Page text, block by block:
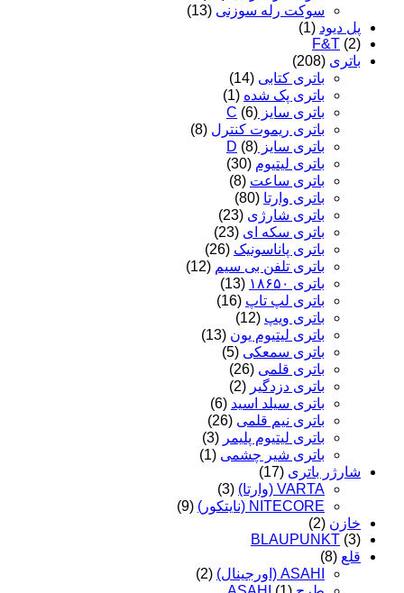
سوکت رله سوزنی (13)
پل دیود (1)
F&T (2)
باتری (208)
باتری کتابی (14)
باتری پک شده (1)
باتری سایز C (6)
باتری ریموت کنترل (8)
باتری سایز D (8)
باتری لیتیوم (30)
باتری ساعت (8)
باتری وارتا (80)
باتری شارژی (23)
باتری سکه ای (23)
باتری پاناسونیک (26)
باتری تلفن بی سیم (12)
باتری ۱۸۶۵۰
(13)
باتری لپ تاپ (16)
باتری ویپ (12)
باتری لیتیوم یون (13)
باتری سمعکی (5)
باتری قلمی (26)
باتری دزدگیر (2)
باتری سیلد اسید (6)
باتری نیم قلمی (26)
باتری لیتیوم پلیمر (3)
باتری شیر چشمی (1)
شارژر باتری (17)
VARTA (وارتا)
(3)
NITECORE (نایتکور)
(9)
خازن (2)
BLAUPUNKT (3)
قلع (8)
ASAHI (اورجینال)
(2)